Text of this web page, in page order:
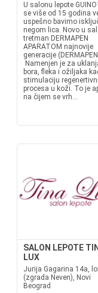
U salonu lepote
se više od 15 godina
uspešno bavimo
negom lica. Novo u
tretman DERMAPEN
APARATOM najnovije
generacije
Namenjen je za
bora, fleka i ožiljaka
stimulaciju
procesa u koži. To je
na čijem se vrh...
SALON LEPOTE
LUX
Jurija Gagarina 14a,
(zgrada Neven), Novi
Beograd